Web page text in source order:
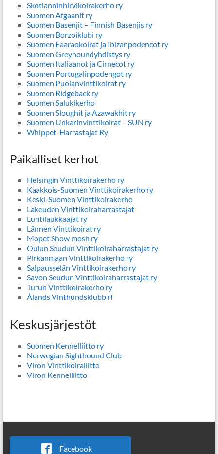
Skotlanninhirvikoirakerho ry
Suomen Afgaanit ry
Suomen Basenjit – Finnish Basenjis ry
Suomen Borzoiklubi ry
Suomen Faaraokoirat ja Ibizanpodencot ry
Suomen Greyhoundyhdistys ry
Suomen Italiaanot ja Cirnecot ry
Suomen Portugalinpodengot ry
Suomen Puolanvinttikoirat ry
Suomen Ridgeback ry
Suomen Salukikerho
Suomen Sloughit ja Azawakhit ry
Suomen Unkarinvinttikoirat – SUN ry
Whippet-Harrastajat Ry
Paikalliset kerhot
Helsingin Vinttikoirakerho ry
Kaakkois-Suomen Vinttikoirakerho ry
Keski-Suomen Vinttikoirakerho
Lakeuden Vinttikoiraharrastajat
Luhtilaukkaajat ry
Lännen Vinttikoirat ry
Mopet Show mosh ry
Oulun Seudun Vinttikoiraharrastajat ry
Pirkanmaan Vinttikoirakerho ry
Salpausselän Vinttikoirakerho ry
Savon Seudun Vinttikoiraharrastajat ry
Turun Vinttikoirakerho ry
Ålands Vinthundsklubb rf
Keskusjärjestöt
Suomen Kennelliitto ry
Norwegian Sighthound Club
Viron Vinttikoiraliitto
Viron Kennelliitto
Facebook